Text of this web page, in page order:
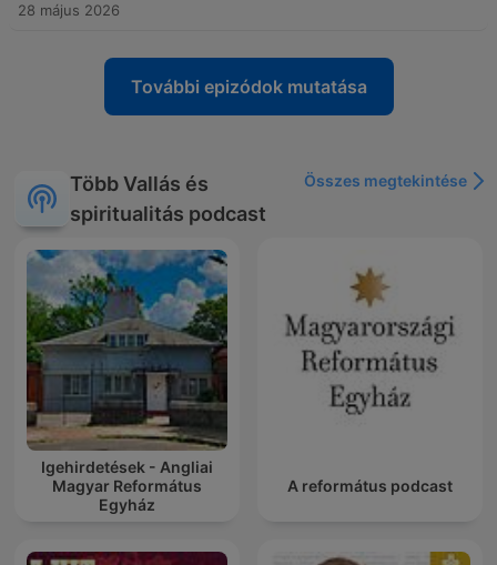
28 május 2026
További epizódok mutatása
Több Vallás és
spiritualitás podcast
Összes megtekintése
Igehirdetések - Angliai
Magyar Református
Egyház
A református podcast